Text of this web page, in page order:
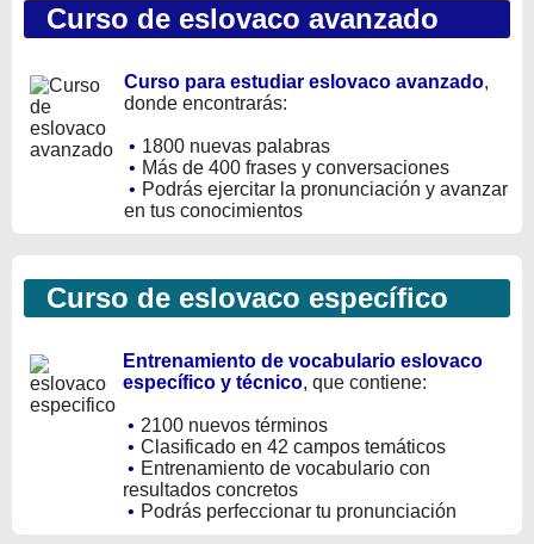
Curso de eslovaco avanzado
Curso para estudiar eslovaco avanzado,
donde encontrarás:
• 1800 nuevas palabras
• Más de 400 frases y conversaciones
• Podrás ejercitar la pronunciación y avanzar
en tus conocimientos
Curso de eslovaco específico
Entrenamiento de vocabulario eslovaco
específico y técnico, que contiene:
• 2100 nuevos términos
• Clasificado en 42 campos temáticos
• Entrenamiento de vocabulario con
resultados concretos
• Podrás perfeccionar tu pronunciación